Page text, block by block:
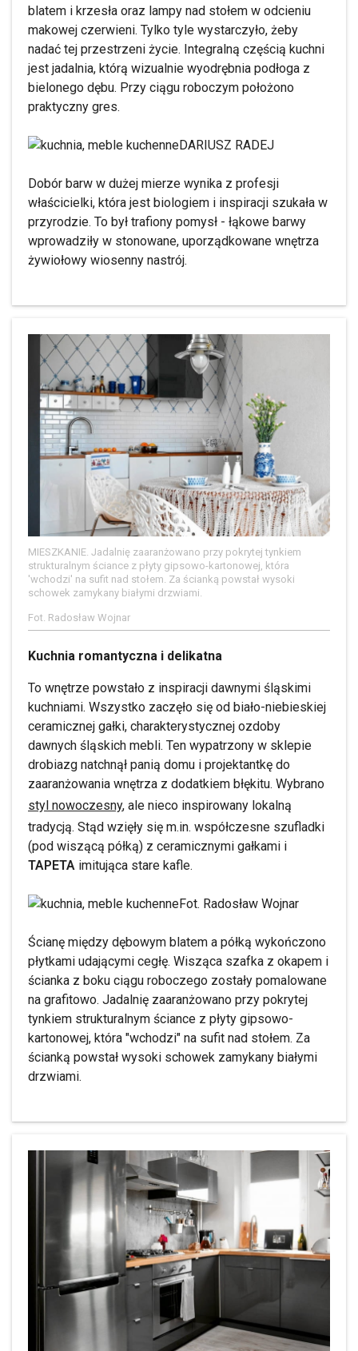
blatem i krzesła oraz lampy nad stołem w odcieniu
makowej czerwieni. Tylko tyle wystarczyło, żeby
nadać tej przestrzeni życie. Integralną częścią kuchni
jest jadalnia, którą wizualnie wyodrębnia podłoga z
bielonego dębu. Przy ciągu roboczym położono
praktyczny gres.
DARIUSZ RADEJ
Dobór barw w dużej mierze wynika z profesji
właścicielki, która jest biologiem i inspiracji szukała w
przyrodzie. To był trafiony pomysł - łąkowe barwy
wprowadziły w stonowane, uporządkowane wnętrza
żywiołowy wiosenny nastrój.
MIESZKANIE. Jadalnię zaaranżowano przy pokrytej tynkiem
strukturalnym ściance z płyty gipsowo-kartonowej, która
'wchodzi' na sufit nad stołem. Za ścianką powstał wysoki
schowek zamykany białymi drzwiami.
Fot. Radosław Wojnar
Kuchnia romantyczna i delikatna
To wnętrze powstało z inspiracji dawnymi śląskimi
kuchniami. Wszystko zaczęło się od biało-niebieskiej
ceramicznej gałki, charakterystycznej ozdoby
dawnych śląskich mebli. Ten wypatrzony w sklepie
drobiazg natchnął panią domu i projektantkę do
zaaranżowania wnętrza z dodatkiem błękitu. Wybrano
styl nowoczesny, ale nieco inspirowany lokalną
tradycją. Stąd wzięły się m.in. współczesne szufladki
(pod wiszącą półką) z ceramicznymi gałkami i
TAPETA imitująca stare kafle.
Fot. Radosław Wojnar
Ścianę między dębowym blatem a półką wykończono
płytkami udającymi cegłę. Wisząca szafka z okapem i
ścianka z boku ciągu roboczego zostały pomalowane
na grafitowo. Jadalnię zaaranżowano przy pokrytej
tynkiem strukturalnym ściance z płyty gipsowo-
kartonowej, która "wchodzi" na sufit nad stołem. Za
ścianką powstał wysoki schowek zamykany białymi
drzwiami.